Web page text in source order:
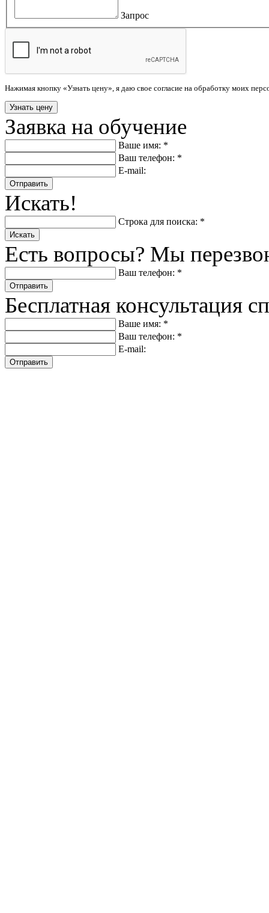
Запрос
Нажимая кнопку «Узнать цену», я даю свое согласие на обработку моих
Заявка на обучение
Ваше имя: *
Ваш телефон: *
E-mail:
Отправить
Искать!
Строка для поиска: *
Искать
Есть вопросы? Мы
Ваш телефон: *
Отправить
Бесплатная консультация
Ваше имя: *
Ваш телефон: *
E-mail:
Отправить